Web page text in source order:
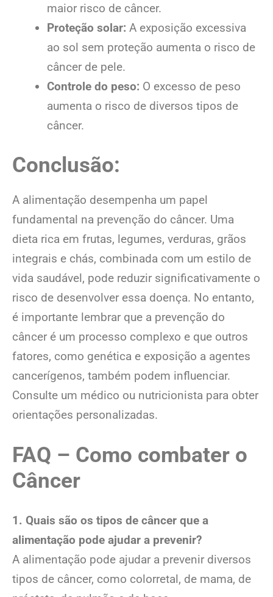
maior risco de câncer.
Proteção solar: A exposição excessiva
ao sol sem proteção aumenta o risco de
câncer de pele.
Controle do peso: O excesso de peso
aumenta o risco de diversos tipos de
câncer.
Conclusão:
A alimentação desempenha um papel
fundamental na prevenção do câncer. Uma
dieta rica em frutas, legumes, verduras, grãos
integrais e chás, combinada com um estilo de
vida saudável, pode reduzir significativamente o
risco de desenvolver essa doença. No entanto,
é importante lembrar que a prevenção do
câncer é um processo complexo e que outros
fatores, como genética e exposição a agentes
cancerígenos, também podem influenciar.
Consulte um médico ou nutricionista para obter
orientações personalizadas.
FAQ – Como combater o
Câncer
1. Quais são os tipos de câncer que a
alimentação pode ajudar a prevenir?
A alimentação pode ajudar a prevenir diversos
tipos de câncer, como colorretal, de mama, de